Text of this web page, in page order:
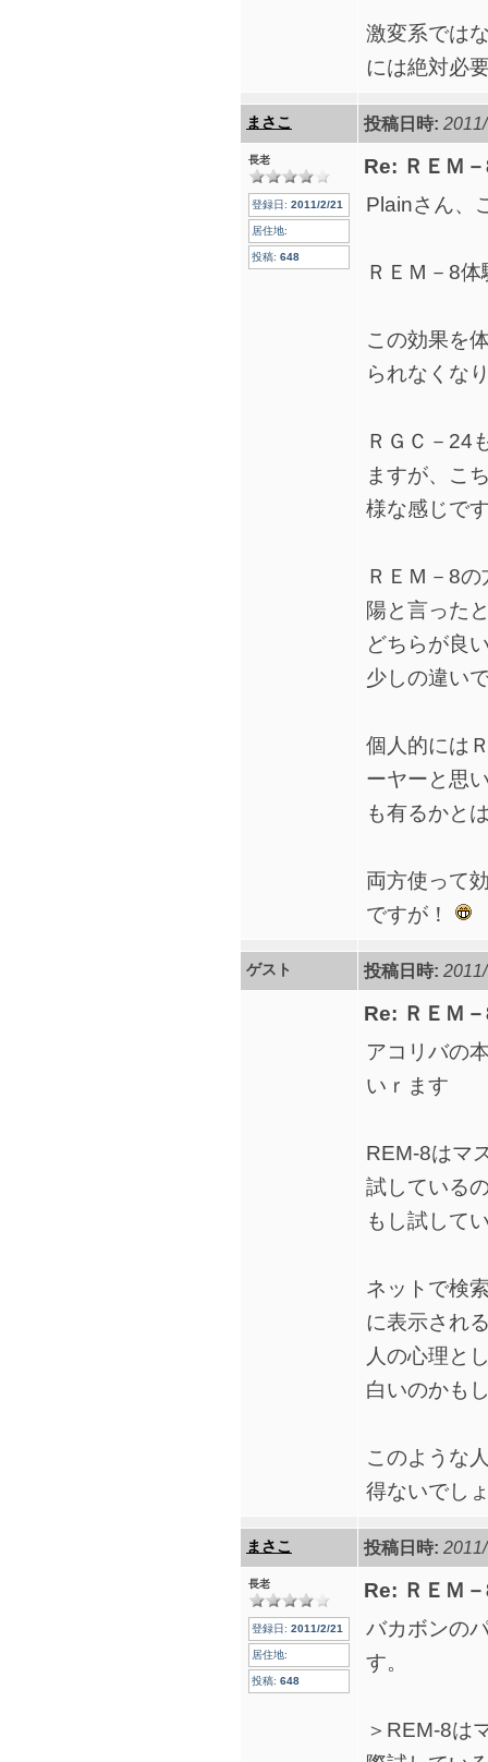
激変系では
には絶対必
まさこ 投稿日時:
長老
登録日: 2011/2/21
居住地:
投稿: 648
Re: ＲＥＭ
Plainさん、
ＲＥＭ－8
この効果を
られなくな
ＲＧＣ－24
ますが、こ
様な感じで
ＲＥＭ－8
陽と言った
どちらが良
少しの違い
個人的には
ーヤーと思
も有るかと
両方使って
ですが！
ゲスト 投稿日時:
Re: ＲＥＭ
アコリバの
いｒます
REM-8はマ
試している
もし試して
ネットで検
に表示され
人の心理と
白いのかも
このような
得ないでし
まさこ 投稿日時:
長老
登録日: 2011/2/21
居住地:
投稿: 648
Re: ＲＥＭ
バカボンの
す。
＞REM-8は